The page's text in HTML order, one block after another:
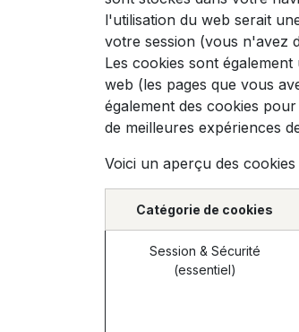
l'utilisation du web serait
votre session (vous n'avez
Les cookies sont
web (les pages que vous
également des cookies
de meilleures expériences
Voici un aperçu des
Catégorie de cookies
Session & Sécurité
(essentiel)